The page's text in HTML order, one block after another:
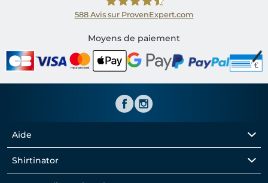
Shirtinator FR
588 Avis sur ProvenExpert.com
Moyens de paiement
Aide
Shirtinator